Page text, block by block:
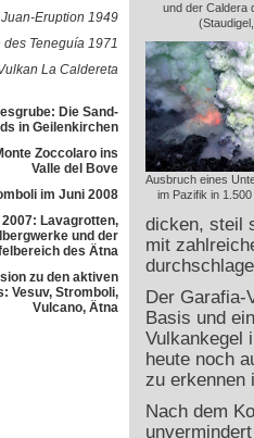
Eruption 1949
Teneguía 1971
La Caldereta
Die Sand-
in Geilenkirchen
Zoccolaro ins
Valle del Bove
im Juni 2008
Lavagrotten,
und der
des Ätna
zu den aktiven
Vesuv, Stromboli,
Vulcano, Ätna
und der Caldera
Ausbruch eines
im Pazifik in
dicken, steil
mit
Der Garafia-
Basis und
Vulkankegel
heute noch
zu erkennen
Nach dem